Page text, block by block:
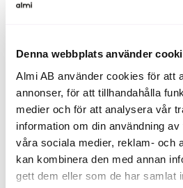
Denna webbplats använder
Almi AB använder cookies för att
annonser, för att tillhandahålla
medier och för att analysera vår
information om din användning
våra sociala medier, reklam- och
kan kombinera den med annan
gett dem eller som de har samlat
arbetet utformas, och andra
pareras för att skapa tydlighet
dynamik i uppdraget som vd.
När kraften finns i
samma riktning, det skapar
göra skillnad på riktigt.